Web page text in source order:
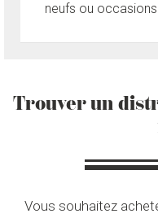
neufs ou
Trouver un
Vous souhaitez